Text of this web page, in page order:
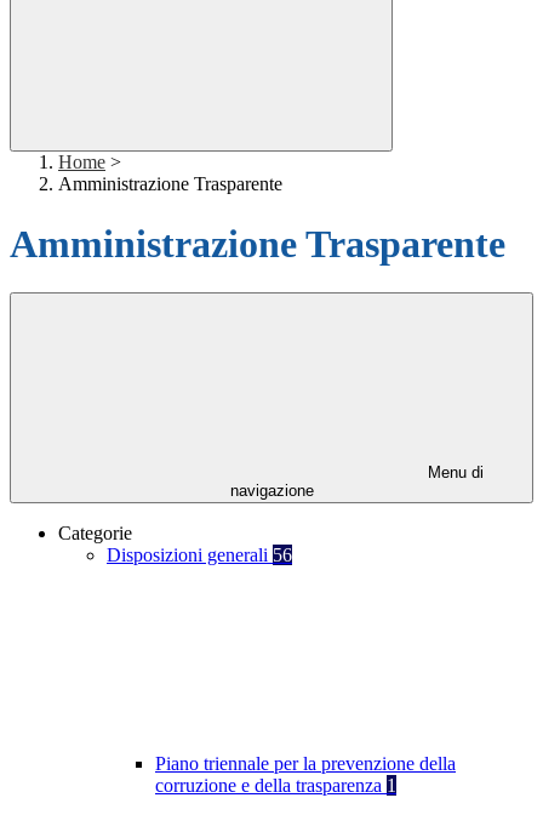
Home >
Amministrazione Trasparente
Amministrazione Trasparente
Menu di
navigazione
Categorie
Disposizioni generali 56
Piano triennale per la prevenzione della
corruzione e della trasparenza 1